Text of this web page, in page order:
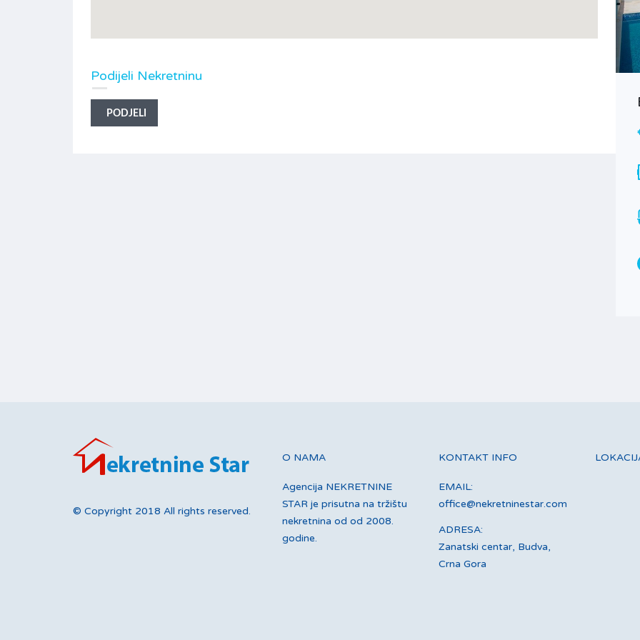
Podijeli Nekretninu
PODJELI
Lux stan u kompleksu sa trajnim
© Copyright 2018 All rights reserved.
O NAMA
Agencija NEKRETNINE
STAR je prisutna na tržištu
nekretnina od od 2008.
godine.
KONTAKT INFO
EMAIL:
office@nekretninestar.com
ADRESA:
Zanatski centar, Budva,
Crna Gora